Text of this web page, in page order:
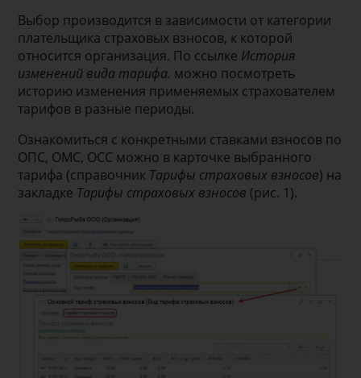
Выбор производится в зависимости от категории
плательщика страховых взносов, к которой
относится организация. По ссылке История
изменений вида тарифа. можно посмотреть
историю изменения применяемых страхователем
тарифов в разные периоды.
Ознакомиться с конкретными ставками взносов по
ОПС, ОМС, ОСС можно в карточке выбранного
тарифа (справочник Тарифы страховых взносов) на
закладке Тарифы страховых взносов (рис. 1).